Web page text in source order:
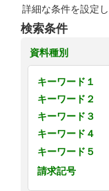
詳細な条件を設定
検索条件
資料種別
キーワード１
キーワード２
キーワード３
キーワード４
キーワード５
請求記号